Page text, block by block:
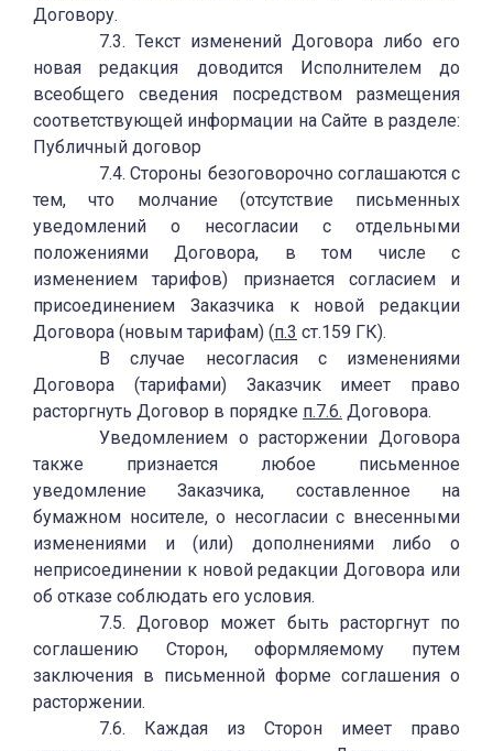
Договору.
7.3. Текст изменений Договора либо его
новая редакция доводится Исполнителем до
всеобщего сведения посредством размещения
соответствующей информации на Сайте в разделе:
Публичный договор
7.4. Стороны безоговорочно соглашаются с
тем, что молчание (отсутствие письменных
уведомлений о несогласии с отдельными
положениями Договора, в том числе с
изменением тарифов) признается согласием и
присоединением Заказчика к новой редакции
Договора (новым тарифам) (п.3 ст.159 ГК).
В случае несогласия с изменениями
Договора (тарифами) Заказчик имеет право
расторгнуть Договор в порядке п.7.6. Договора.
Уведомлением о расторжении Договора
также признается любое письменное
уведомление Заказчика, составленное на
бумажном носителе, о несогласии с внесенными
изменениями и (или) дополнениями либо о
неприсоединении к новой редакции Договора или
об отказе соблюдать его условия.
7.5. Договор может быть расторгнут по
соглашению Сторон, оформляемому путем
заключения в письменной форме соглашения о
расторжении.
7.6. Каждая из Сторон имеет право